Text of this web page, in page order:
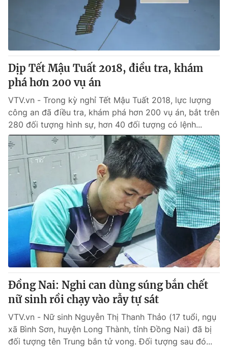
Thị trường
Tư vấn
Lịch phát sóng
Chuyên mục khác
Emagazine
Photo Infographic
Video Shorts video
VTV Money VTV Thể thao
VTV Sức khoẻ Bất động sản
Thị trường 24h Tấm lòng Việt
VTV4 Vươn mình bằng AI
VTV9 VTV8
Liên hệ tòa soạn English
Dịp Tết Mậu Tuất 2018, điều tra, khám
phá hơn 200 vụ án
VTV.vn - Trong kỳ nghỉ Tết Mậu Tuất 2018, lực lượng
công an đã điều tra, khám phá hơn 200 vụ án, bắt trên
280 đối tượng hình sự, hơn 40 đối tượng có lệnh...
Đồng Nai: Nghi can dùng súng bắn chết
nữ sinh rồi chạy vào rẫy tự sát
VTV.vn - Nữ sinh Nguyễn Thị Thanh Thảo (17 tuổi, ngụ
xã Bình Sơn, huyện Long Thành, tỉnh Đồng Nai) đã bị
đối tượng tên Trung bắn tử vong. Đối tượng sau đó...